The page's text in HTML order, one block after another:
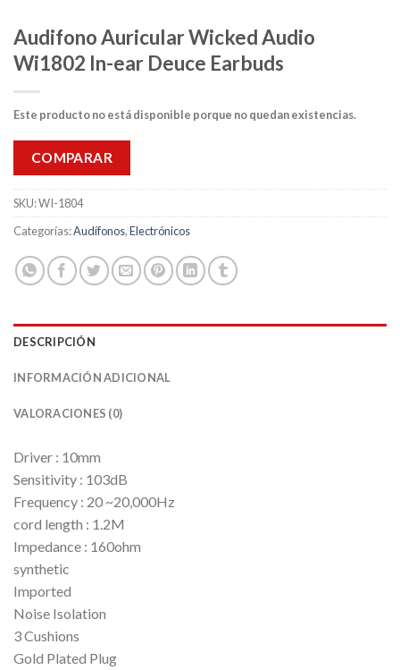
Audifono Auricular Wicked Audio
Wi1802 In-ear Deuce Earbuds
Este producto no está disponible porque no quedan existencias.
COMPARAR
SKU:WI-1804
Categorías:Audífonos,Electrónicos
DESCRIPCIÓN
INFORMACIÓN ADICIONAL
VALORACIONES (0)
Driver : 10mm
Sensitivity : 103dB
Frequency : 20 ~20,000Hz
cord length : 1.2M
Impedance : 160ohm
synthetic
Imported
Noise Isolation
3 Cushions
Gold Plated Plug